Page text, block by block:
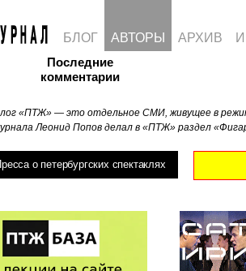
Последние
комментарии
«ПТЖ» — это отдельное СМИ, живущее в
Леонид Попов делал в «ПТЖ» раздел
о петербургских спектаклях
БЛОГ АВТОРЫ АРХИВ